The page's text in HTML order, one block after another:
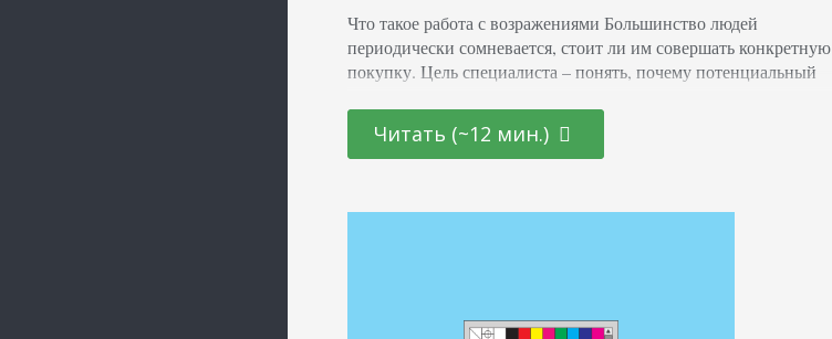
Что такое работа с возражениями Большинство людей
периодически сомневается, стоит ли им совершать конкретную
покупку. Цель специалиста – понять, почему потенциальный
убедить, что приобретение конкретного товара здесь и сейчас –
хорошее решение. Некоторые продавцы оказывают давление на
Читать (~12 мин.)